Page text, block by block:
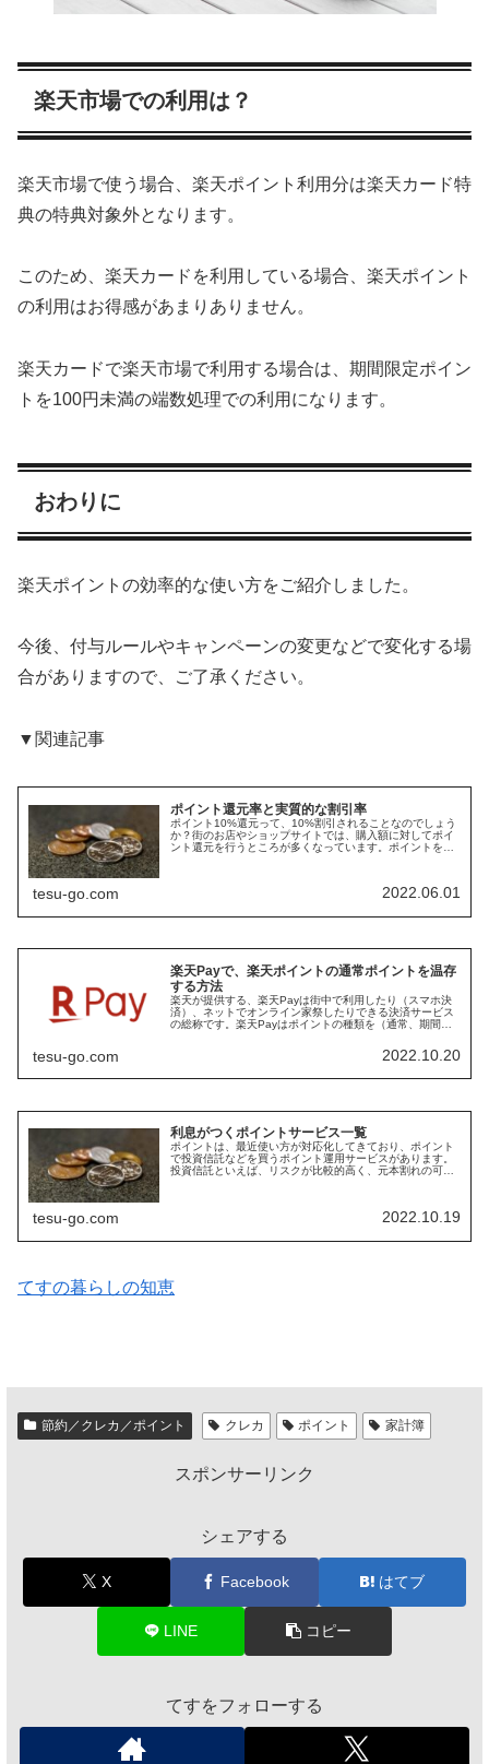
楽天市場での利用は？
楽天市場で使う場合、楽天ポイント利用分は楽天カード特
典の特典対象外となります。
このため、楽天カードを利用している場合、楽天ポイント
の利用はお得感があまりありません。
楽天カードで楽天市場で利用する場合は、期間限定ポイン
トを100円未満の端数処理での利用になります。
おわりに
楽天ポイントの効率的な使い方をご紹介しました。
今後、付与ルールやキャンペーンの変更などで変化する場
合がありますので、ご了承ください。
▼関連記事
ポイント還元率と実質的な割引率
ポイント10%還元って、10%割引されることなのでしょう
か？街のお店やショップサイトでは、購入額に対してポイ
ント還元を行うところが多くなっています。ポイントを貯
tesu-go.com 2022.06.01
楽天Payで、楽天ポイントの通常ポイントを温存
する方法
楽天が提供する、楽天Payは街中で利用したり（スマホ決
済）、ネットでオンライン家祭したりできる決済サービス
の総称です。楽天Payはポイントの種類を（通常、期間限
tesu-go.com 2022.10.20
利息がつくポイントサービス一覧
ポイントは、最近使い方が対応化してきており、ポイント
で投資信託などを買うポイント運用サービスがあります。
投資信託といえば、リスクが比較的高く、元本割れの可能
tesu-go.com 2022.10.19
てすの暮らしの知恵
節約／クレカ／ポイント クレカ ポイント 家計簿
スポンサーリンク
シェアする
X Facebook はてブ
LINE コピー
てすをフォローする